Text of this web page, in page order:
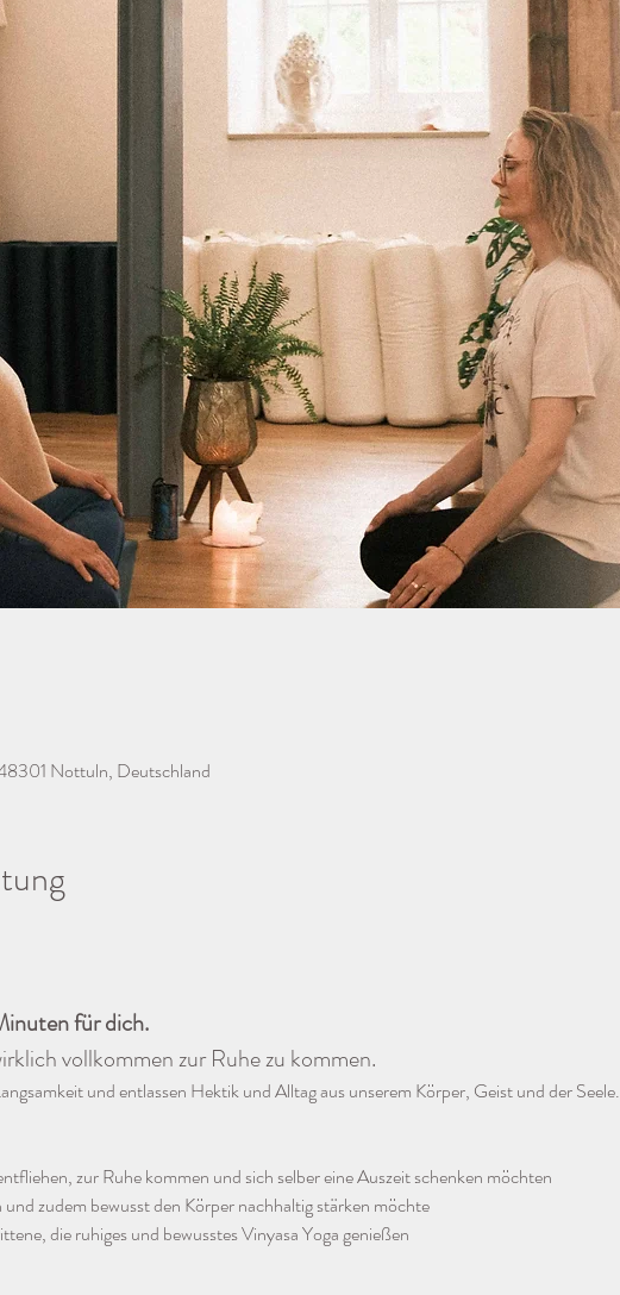
Nottuln, Deutschland
für dich.
vollkommen zur Ruhe zu kommen.
und entlassen Hektik und Alltag aus unserem Körper, Geist und der Seele.
zur Ruhe kommen und sich selber eine Auszeit schenken möchten
zudem bewusst den Körper nachhaltig stärken möchte
die ruhiges und bewusstes Vinyasa Yoga genießen